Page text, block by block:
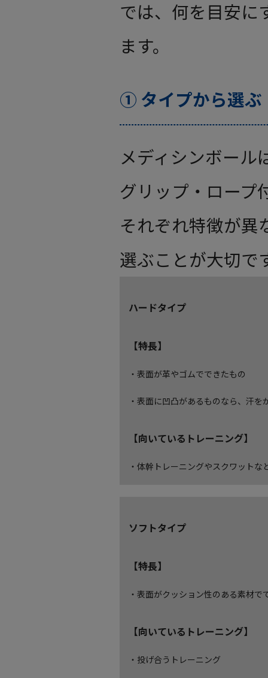
では、何を目安に
ます。
① タイプから選ぶ
メディシンボール
グリップ・ロープ
それぞれ特徴が異
選ぶことが大切で
ハードタイプ
【特長】
・表面が革やゴムでできたもの
・表面に凹凸があるものなら、汗を
【向いているトレーニング】
・体幹トレーニングやスクワットな
ソフトタイプ
【特長】
・表面がクッション性のある素材で
【向いているトレーニング】
・投げ合うトレーニング